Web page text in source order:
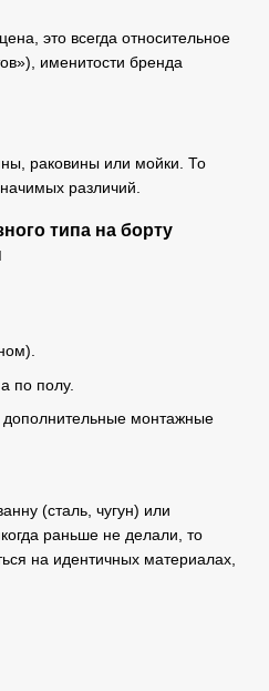
это всегда относительное
именитости бренда
раковины или мойки. То
различий.
по полу.
дополнительные монтажные
(сталь, чугун) или
раньше не делали, то
на идентичных материалах,